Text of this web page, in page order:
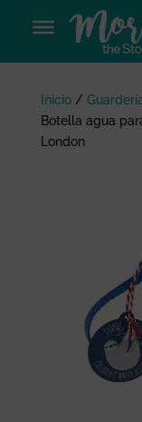
Inicio/
Botella agua
London